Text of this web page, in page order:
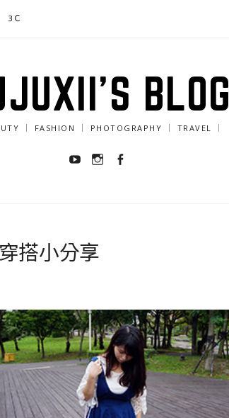
3Ｃ
BLOG
｜ FASHION ｜ PHOTOGRAPHY ｜ TRAVEL ｜
YoutubeInstagram
搭小分享